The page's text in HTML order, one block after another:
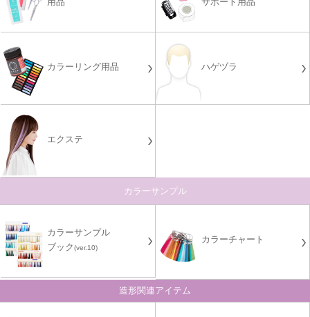
カラーリング用品 ハゲヅラ
エクステ
カラーサンプル
カラーサンプル
ブック(ver.10)
カラーチャート
造形関連アイテム